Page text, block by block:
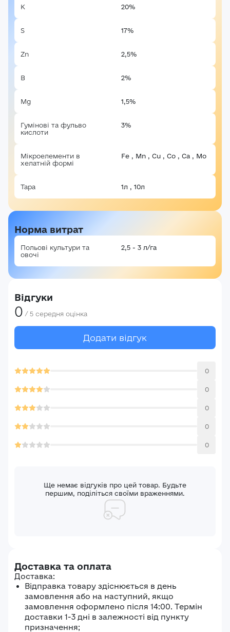
K 20%
S 17%
Zn 2,5%
B 2%
Mg 1,5%
Гумінові та фульво
кислоти
3%
Мікроелементи в
хелатній формі
Fe , Mn , Cu , Co , Ca , Mo
Тара 1л , 10л
Норма витрат
Польові культури та
овочі
2,5 - 3 л/га
Відгуки
0 / 5 середня оцінка
Додати відгук
0
0
0
0
0
Ще немає відгуків про цей товар. Будьте
першим, поділіться своїми враженнями.
Доставка та оплата
Доставка:
Відправка товару здіснюється в день
замовлення або на наступний, якщо
замовлення оформлено після 14:00. Термін
доставки 1-3 дні в залежності від пункту
призначення;
Ваші враження*
Авторизація